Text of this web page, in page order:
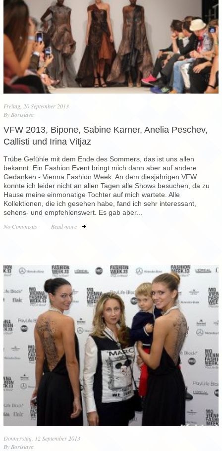
Freitag, 20 September 2013
By Borislava
VFW 2013, Bipone, Sabine Karner, Anelia Peschev,
Callisti und Irina Vitjaz
Trübe Gefühle mit dem Ende des Sommers, das ist uns allen
bekannt. Ein Fashion Event bringt mich dann aber auf andere
Gedanken - Vienna Fashion Week. An dem diesjährigen VFW
konnte ich leider nicht an allen Tagen alle Shows besuchen, da zu
Hause meine einmonatige Tochter auf mich wartete. Alle
Kollektionen, die ich gesehen habe, fand ich sehr interessant,
sehens- und empfehlenswert. Es gab aber...
No Comments
Read more
Donnerstag, 12 September 2013
By Borislava